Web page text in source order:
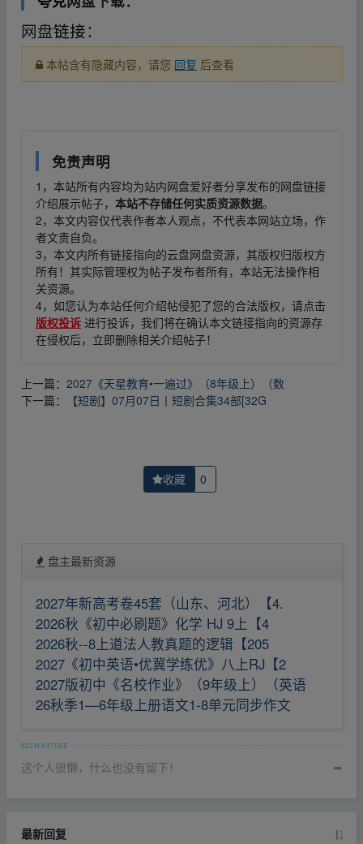
网盘链接：
本帖含有隐藏内容，请您 回复 后查看
免责声明
1，本站所有内容均为站内网盘爱好者分享发布的网盘链接
介绍展示帖子， 本站不存储任何实质资源数据。
2，本文内容仅代表作者本人观点，不代表本网站立场，作
者文责自负。
3，本文内所有链接指向的云盘网盘资源，其版权归版权方
所有！其实际管理权为帖子发布者所有，本站无法操作相
关资源。
4，如您认为本站任何介绍帖侵犯了您的合法版权，请点击
版权投诉 进行投诉，我们将在确认本文链接指向的资源存
在侵权后，立即删除相关介绍帖子！
上一篇： 2027《天星教育•一遍过》（8年级上）（数
下一篇：
【短剧】07月07日丨短剧合集34部[32G
收藏 0
盘主最新资源
2027年新高考卷45套（山东、河北）【4.
2026秋《初中必刷题》化学 HJ 9上【4
2026秋--8上道法人教真题的逻辑【205
2027《初中英语•优冀学练优》八上RJ【2
2027版初中《名校作业》（9年级上）（英语
26秋季1—6年级上册语文1-8单元同步作文
这个人很懒，什么也没有留下！ ➦
最新回复